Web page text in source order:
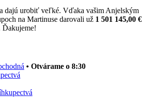
dajú urobiť veľké. Vďaka vašim Anjelským
na Martinuse darovali už 1 501 145,00 €
Ďakujeme!
• Otvárame o 8:30